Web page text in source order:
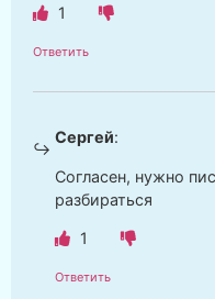
1
Ответить
Сергей:
Согласен, нужно
разбираться
1
Ответить